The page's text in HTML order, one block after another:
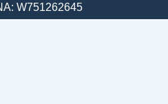
W751262645